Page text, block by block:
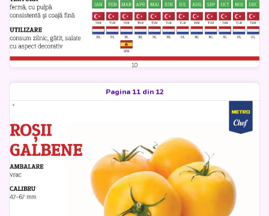
Pagina 11 din 12